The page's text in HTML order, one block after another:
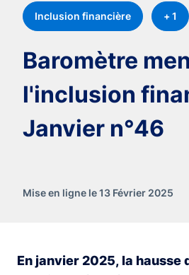
Inclusion financière + 1
Baromètre
l'inclusion
Janvier n°46
Mise en ligne le 13 Février 2025
En janvier 2025, la hausse